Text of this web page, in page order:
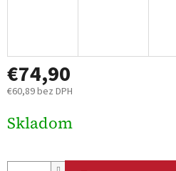
€74,90
€60,89 bez DPH
cena:
Skladom